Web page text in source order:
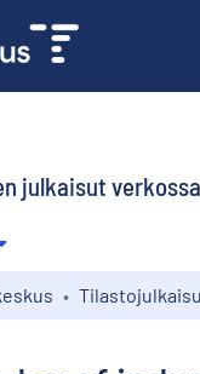
julkaisut verkossa